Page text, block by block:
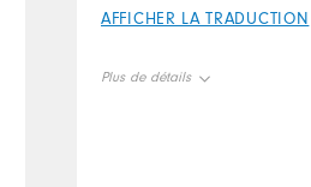
AFFICHER LA TRADUCTION
Plus de détails